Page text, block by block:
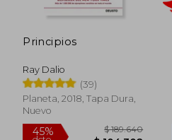
Principios
Ray Dalio
(39)
Planeta, 2018, Tapa Dura,
Nuevo